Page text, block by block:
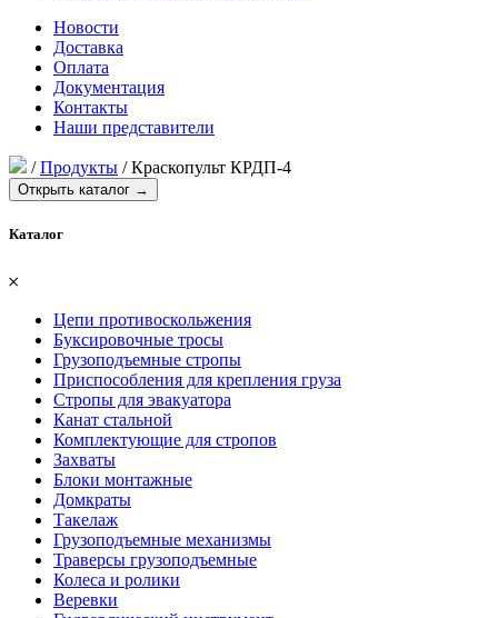
Новости
Доставка
Оплата
Документация
Контакты
Наши представители
/Продукты /Краскопульт КРДП-4
Открыть каталог →
Каталог
𐄂
Цепи противоскольжения
Буксировочные тросы
Грузоподъемные стропы
Приспособления для крепления груза
Стропы для эвакуатора
Канат стальной
Комплектующие для стропов
Захваты
Блоки монтажные
Домкраты
Такелаж
Грузоподъемные механизмы
Траверсы грузоподъемные
Колеса и ролики
Веревки